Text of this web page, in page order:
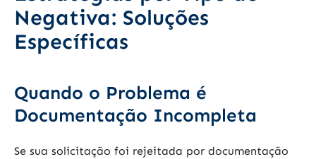
Negativa: Soluções
Específicas
Quando o Problema é
Documentação Incompleta
Se sua solicitação foi rejeitada por documentação